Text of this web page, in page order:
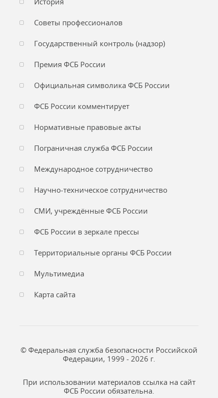
Советы профессионалов
Государственный контроль (надзор)
Премия ФСБ России
Официальная символика ФСБ России
ФСБ России комментирует
Нормативные правовые акты
Пограничная служба ФСБ России
Международное сотрудничество
Научно-техническое сотрудничество
СМИ, учреждённые ФСБ России
ФСБ России в зеркале прессы
Территориальные органы ФСБ России
Мультимедиа
Карта сайта
© Федеральная служба безопасности Российской
Федерации, 1999 - 2026 г.
При использовании материалов ссылка на сайт
ФСБ России обязательна.